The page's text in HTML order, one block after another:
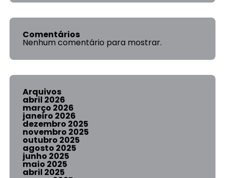
Comentários
Nenhum comentário para mostrar.
Arquivos
abril 2026
março 2026
janeiro 2026
dezembro 2025
novembro 2025
outubro 2025
agosto 2025
junho 2025
maio 2025
abril 2025